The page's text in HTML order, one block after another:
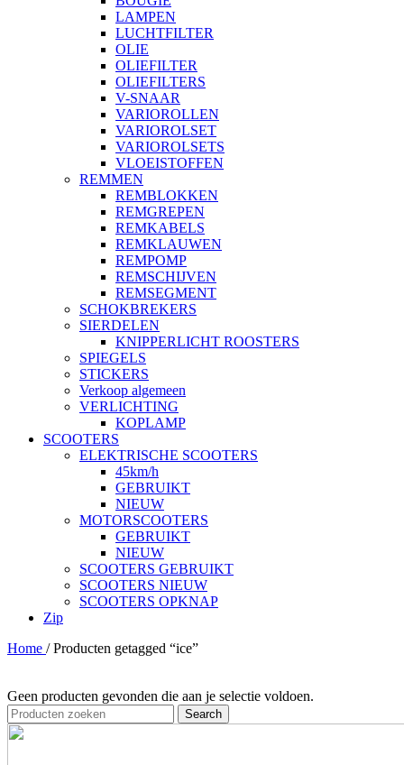
LAMPEN
LUCHTFILTER
OLIE
OLIEFILTER
OLIEFILTERS
V-SNAAR
VARIOROLLEN
VARIOROLSET
VARIOROLSETS
VLOEISTOFFEN
REMMEN
REMBLOKKEN
REMGREPEN
REMKABELS
REMKLAUWEN
REMPOMP
REMSCHIJVEN
REMSEGMENT
SCHOKBREKERS
SIERDELEN
KNIPPERLICHT ROOSTERS
SPIEGELS
STICKERS
Verkoop algemeen
VERLICHTING
KOPLAMP
SCOOTERS
ELEKTRISCHE SCOOTERS
45km/h
GEBRUIKT
NIEUW
MOTORSCOOTERS
GEBRUIKT
NIEUW
SCOOTERS GEBRUIKT
SCOOTERS NIEUW
SCOOTERS OPKNAP
Zip
Home / Producten getagged “ice”
Geen producten gevonden die aan je selectie voldoen.
Search